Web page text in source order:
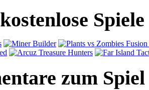
zum Spiel